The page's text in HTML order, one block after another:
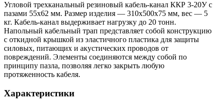
Угловой трехканальный резиновый кабель-канал ККР 3-20У с
пазами 55х62 мм. Размер изделия — 310х500х75 мм, вес — 5
кг. Кабель-канал выдерживает нагрузку до 20 тонн.
Напольный кабельный трап представляет собой конструкцию
с откидной крышкой из эластичного пластика для защиты
силовых, питающих и акустических проводов от
повреждений. Элементы соединяются между собой по
принципу пазла, позволяя легко закрыть любую
протяженность кабеля.
Характеристики